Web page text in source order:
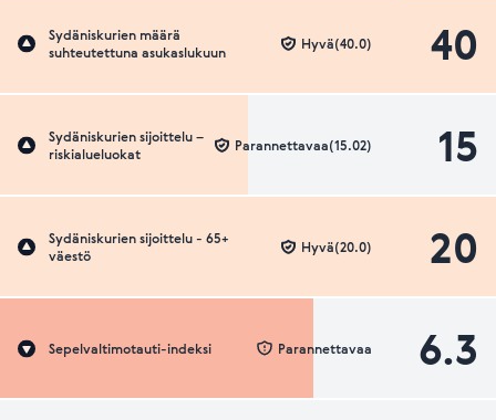
Sydäniskurien määrä
suhteutettuna asukaslukuun
40
Hyvä(40.0)
Sydäniskurien sijoittelu –
riskialueluokat
15
Parannettavaa(15.02)
Sydäniskurien sijoittelu - 65+
väestö
20
Hyvä(20.0)
Sepelvaltimotauti-indeksi 6.3
Parannettavaa